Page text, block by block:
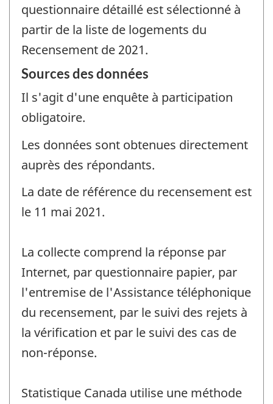
questionnaire détaillé est sélectionné à
partir de la liste de logements du
Recensement de 2021.
Sources des données
Il s'agit d'une enquête à participation
obligatoire.
Les données sont obtenues directement
auprès des répondants.
La date de référence du recensement est
le 11 mai 2021.
La collecte comprend la réponse par
Internet, par questionnaire papier, par
l'entremise de l'Assistance téléphonique
du recensement, par le suivi des rejets à
la vérification et par le suivi des cas de
non-réponse.
Statistique Canada utilise une méthode